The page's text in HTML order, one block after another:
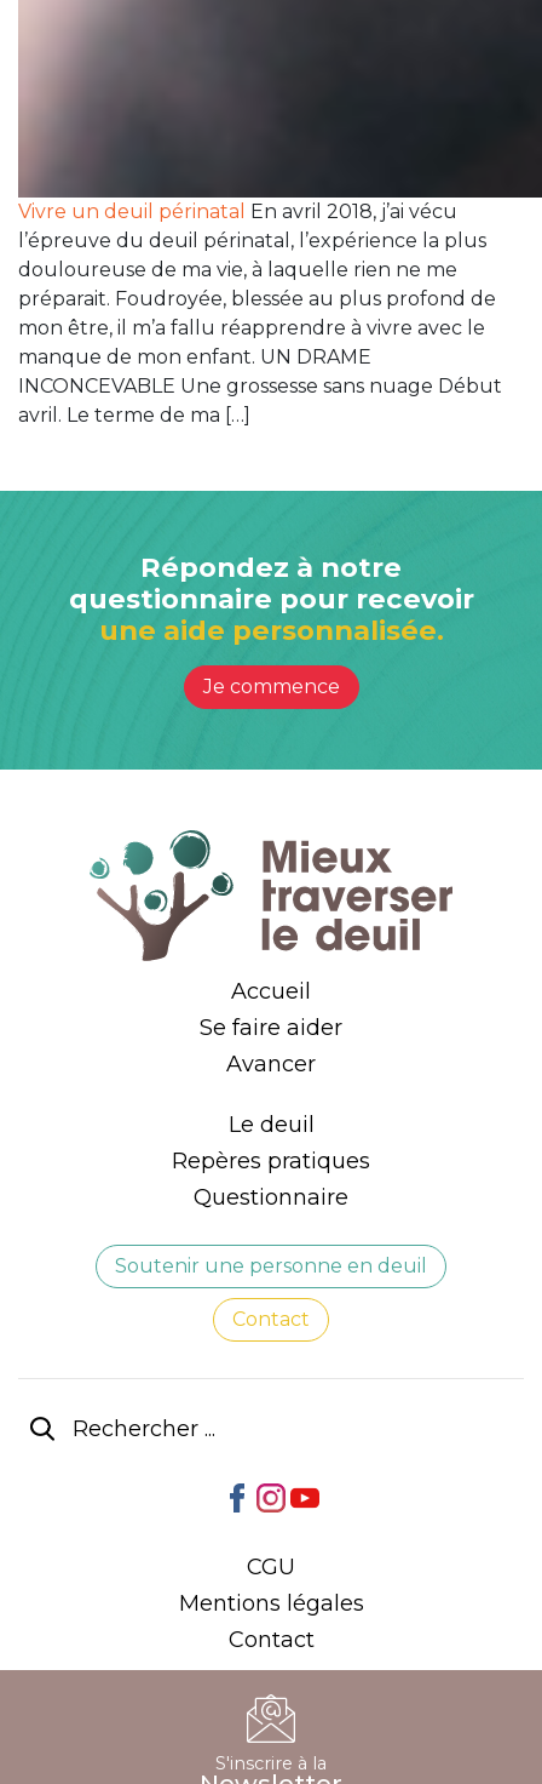
Vivre un deuil périnatal En avril 2018, j’ai vécu
l’épreuve du deuil périnatal, l’expérience la plus
douloureuse de ma vie, à laquelle rien ne me
préparait. Foudroyée, blessée au plus profond de
mon être, il m’a fallu réapprendre à vivre avec le
manque de mon enfant. UN DRAME
INCONCEVABLE Une grossesse sans nuage Début
avril. Le terme de ma […]
Répondez à notre
questionnaire pour recevoir
une aide personnalisée.
Je commence
Accueil
Se faire aider
Avancer
Le deuil
Repères pratiques
Questionnaire
Soutenir une personne en deuil
Contact
CGU
Mentions légales
Contact
S'inscrire à la